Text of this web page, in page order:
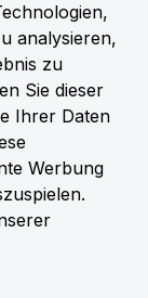
und
sind
analysieren,
zu
Sie dieser
Ihrer Daten
Werbung